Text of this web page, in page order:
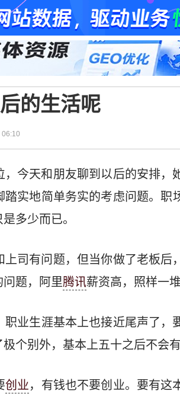
的生活呢
06:10
今天和朋友聊到以后的安排，
实地简单务实的考虑问题。职
多少而已。
司有问题，但当你做了老板后
题，阿里腾讯薪资高，照样一
职业生涯基本上也接近尾声了，
个别外，基本上五十之后不会有
创业，有钱也不要创业。要有这